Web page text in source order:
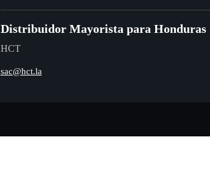
Distribuidor Mayorista para Honduras
HCT
sac@hct.la